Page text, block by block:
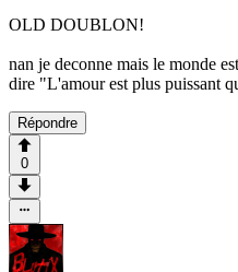
OLD DOUBLON!
nan je deconne mais le monde
dire "L'amour est plus puissant
Répondre
0